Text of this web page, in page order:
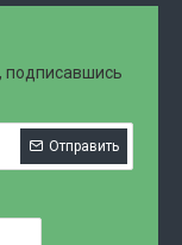
подписавшись
Отправить